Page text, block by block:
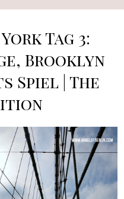
Tag 3:
Brooklyn
Spiel | The